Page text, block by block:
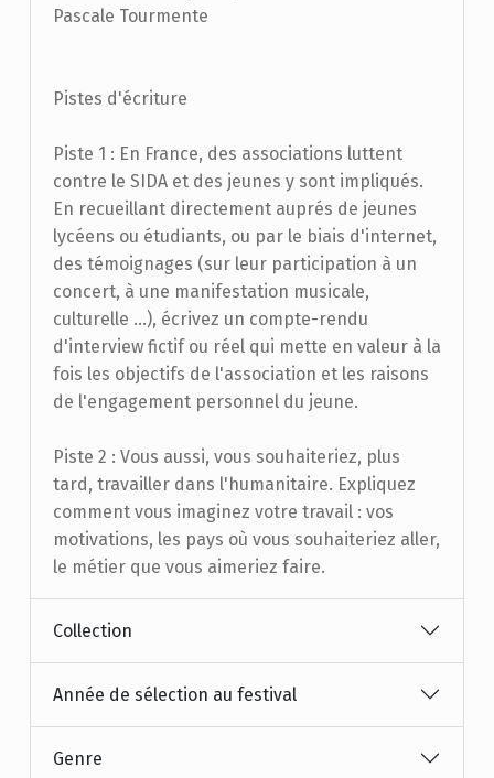
Pascale Tourmente
Pistes d'écriture
Piste 1 : En France, des associations luttent
contre le SIDA et des jeunes y sont impliqués.
En recueillant directement auprés de jeunes
lycéens ou étudiants, ou par le biais d'internet,
des témoignages (sur leur participation à un
concert, à une manifestation musicale,
culturelle ...), écrivez un compte-rendu
d'interview fictif ou réel qui mette en valeur à la
fois les objectifs de l'association et les raisons
de l'engagement personnel du jeune.
Piste 2 : Vous aussi, vous souhaiteriez, plus
tard, travailler dans l'humanitaire. Expliquez
comment vous imaginez votre travail : vos
motivations, les pays où vous souhaiteriez aller,
le métier que vous aimeriez faire.
Collection
Année de sélection au festival
Genre